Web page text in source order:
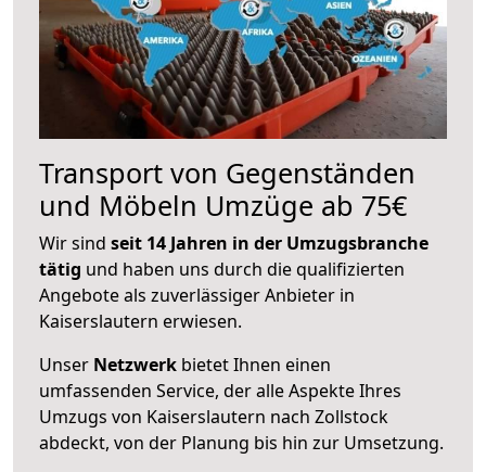
Transport von Gegenständen
und Möbeln Umzüge ab 75€
Wir sind seit 14 Jahren in der Umzugsbranche
tätig und haben uns durch die qualifizierten
Angebote als zuverlässiger Anbieter in
Kaiserslautern erwiesen.
Unser Netzwerk bietet Ihnen einen
umfassenden Service, der alle Aspekte Ihres
Umzugs von Kaiserslautern nach Zollstock
abdeckt, von der Planung bis hin zur Umsetzung.